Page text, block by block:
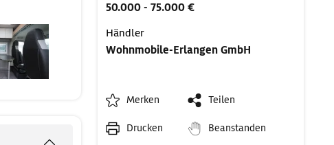
50.000 - 75.000 €
Händler
Wohnmobile-Erlangen GmbH
Merken Teilen
Drucken Beanstanden